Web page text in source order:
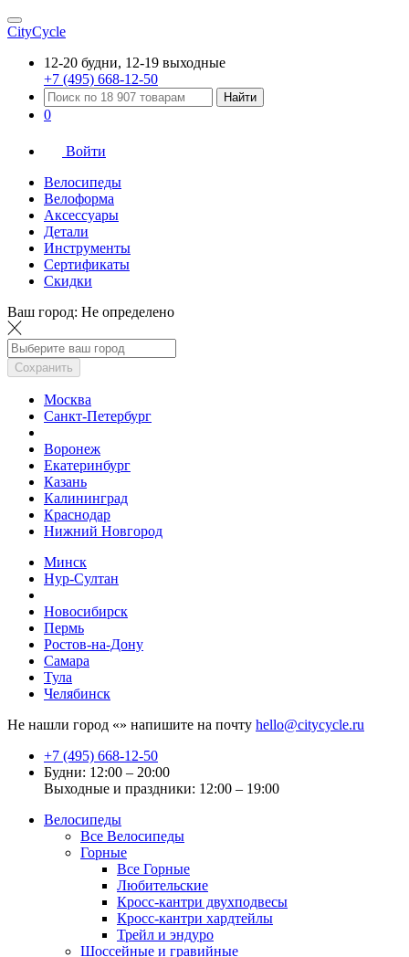
CityCycle
12-20 будни, 12-19 выходные
+7 (495) 668-12-50
Найти
0
Войти
Велосипеды
Велоформа
Аксессуары
Детали
Инструменты
Сертификаты
Скидки
Ваш город: Не определено
Сохранить
Москва
Санкт-Петербург
Воронеж
Екатеринбург
Казань
Калининград
Краснодар
Нижний Новгород
Минск
Нур-Султан
Новосибирск
Пермь
Ростов-на-Дону
Самара
Тула
Челябинск
Не нашли город «» напишите на почту hello@citycycle.ru
+7 (495) 668-12-50
Будни: 12:00 – 20:00
Выходные и праздники: 12:00 – 19:00
Велосипеды
Все Велосипеды
Горные
Все Горные
Любительские
Кросс-кантри двухподвесы
Кросс-кантри хардтейлы
Трейл и эндуро
Шоссейные и гравийные